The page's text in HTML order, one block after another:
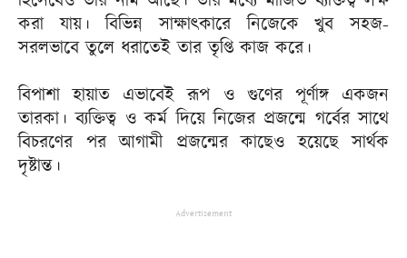
করা যায়। বিভিন্ন সাক্ষাৎকারে নিজেকে খুব সহজ-
সরলভাবে তুলে ধরাতেই তার তৃপ্তি কাজ করে।
বিপাশা হায়াত এভাবেই রূপ ও গুণের পূর্ণাঙ্গ একজন
তারকা। ব্যক্তিত্ব ও কর্ম দিয়ে নিজের প্রজন্মে গর্বের সাথে
বিচরণের পর আগামী প্রজন্মের কাছেও হয়েছে সার্থক
দৃষ্টান্ত।
Advertisement